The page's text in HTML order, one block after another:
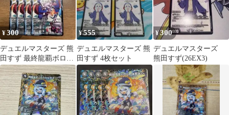
¥300
デュエルマスターズ 熊
田すず 最終龍覇ボロフ
セット
¥555
デュエルマスターズ 熊
田すず 4枚セット
¥300
デュエルマスターズ
熊田すず(26EX3)